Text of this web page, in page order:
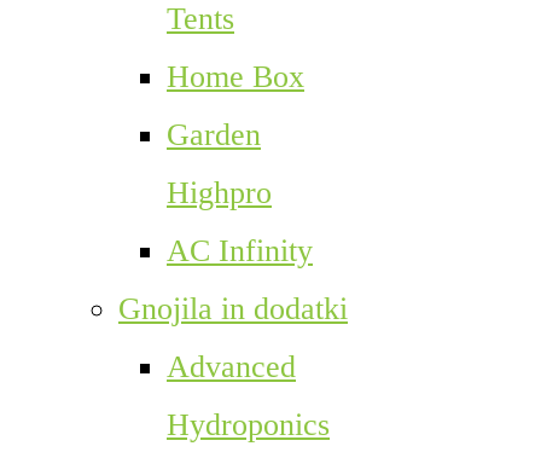
Tents
Home Box
Garden
Highpro
AC Infinity
Gnojila in dodatki
Advanced
Hydroponics